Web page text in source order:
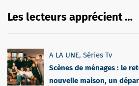
Les lecteurs apprécient …
A LA UNE, Séries Tv
Scènes de ménages : le
nouvelle maison, un